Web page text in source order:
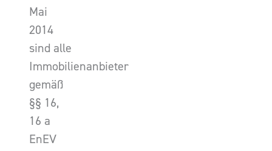
Mai
2014
sind alle
Immobilienanbieter
gemäß
§§ 16,
16 a
EnEV